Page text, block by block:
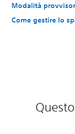
Modalità
Come gestire lo